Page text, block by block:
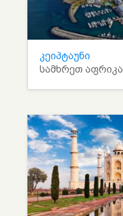
კეიპტაუნი
სამხრეთ აფრიკა